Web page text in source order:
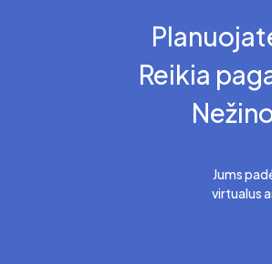
Reikia
Jums
virtualus